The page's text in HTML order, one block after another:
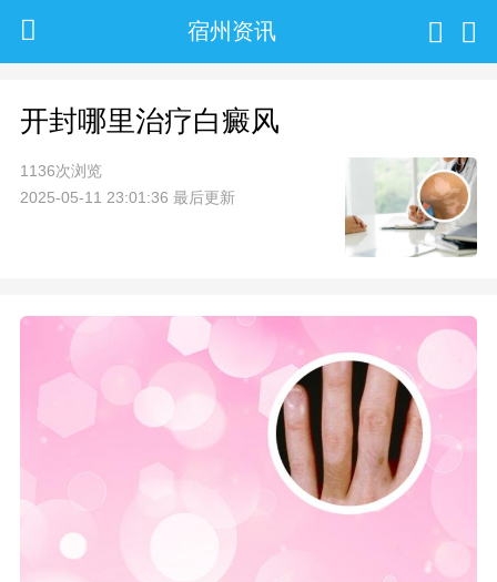
宿州资讯
开封哪里治疗白癜风
1136次浏览
2025-05-11 23:01:36 最后更新